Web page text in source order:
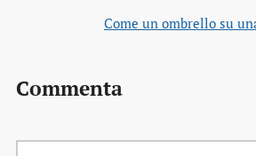
Come un ombrello su
Commenta